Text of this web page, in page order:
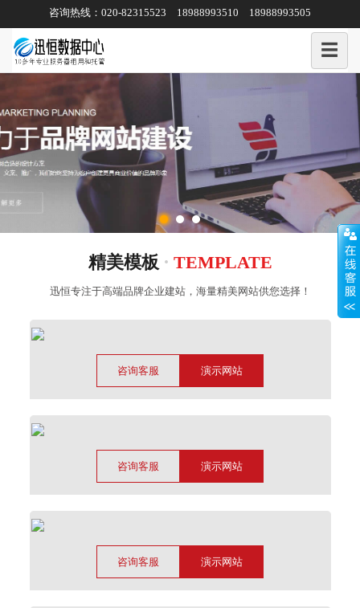
咨询热线：020-82315523 18988993510 18988993505
☰
精美模板 · TEMPLATE
迅恒专注于高端品牌企业建站，海量精美网站供您选择！
咨询客服 演示网站
咨询客服 演示网站
咨询客服 演示网站